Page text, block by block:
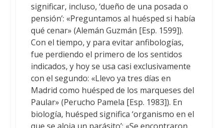
significar, incluso, ‘dueño de una posada o
pensión’: «Preguntamos al huésped si había
qué cenar» (Alemán Guzmán [Esp. 1599]).
Con el tiempo, y para evitar anfibologías,
fue perdiendo el primero de los sentidos
indicados, y hoy se usa casi exclusivamente
con el segundo: «Llevo ya tres días en
Madrid como huésped de los marqueses del
Paular» (Perucho Pamela [Esp. 1983]). En
biología, huésped significa ‘organismo en el